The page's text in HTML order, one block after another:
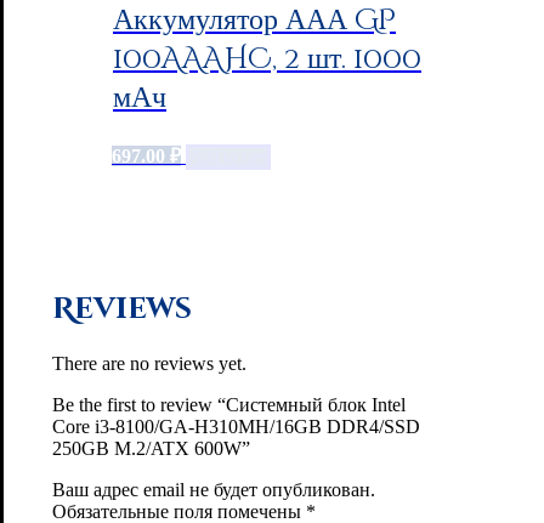
Аккумулятор ААА GP
100AAAHC, 2 шт. 1000
мАч
697.00 ₽
Reviews
There are no reviews yet.
Be the first to review “Системный блок Intel
Core i3-8100/GA-H310MH/16GB DDR4/SSD
250GB M.2/ATX 600W”
Ваш адрес email не будет опубликован.
Обязательные поля помечены *